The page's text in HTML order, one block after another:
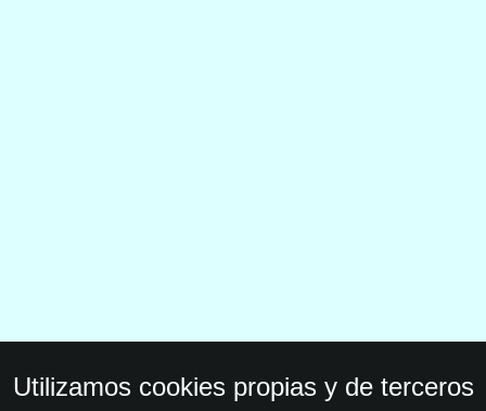
Utilizamos cookies propias y de terceros